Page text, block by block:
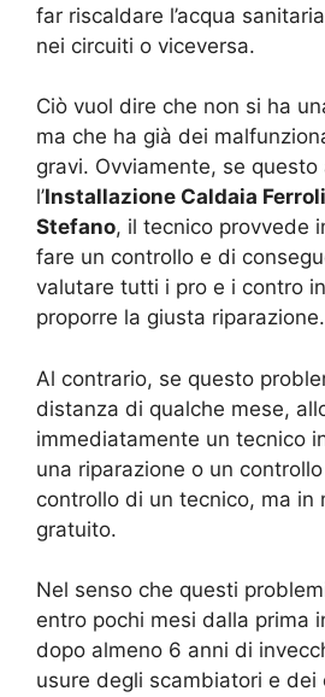
far riscaldare l’acqua
nei circuiti o viceversa.
Ciò vuol dire che non si ha
ma che ha già dei
gravi. Ovviamente, se
l’Installazione Caldaia
Stefano, il tecnico provvede
fare un controllo e di
valutare tutti i pro e i contro
proporre la giusta riparazione.
Al contrario, se questo
distanza di qualche mese,
immediatamente un tecnico
una riparazione o un
controllo di un tecnico, ma in
gratuito.
Nel senso che questi
entro pochi mesi dalla prima
dopo almeno 6 anni di
usure degli scambiatori e dei